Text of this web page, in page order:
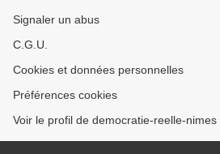
Signaler un abus
C.G.U.
Cookies et données personnelles
Préférences cookies
Voir le profil de democratie-reelle-